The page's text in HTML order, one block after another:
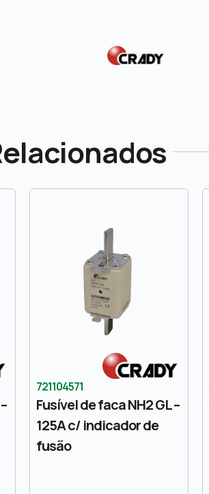
721104571
Fusível de faca NH2 GL –
125A c/ indicador de
fusão